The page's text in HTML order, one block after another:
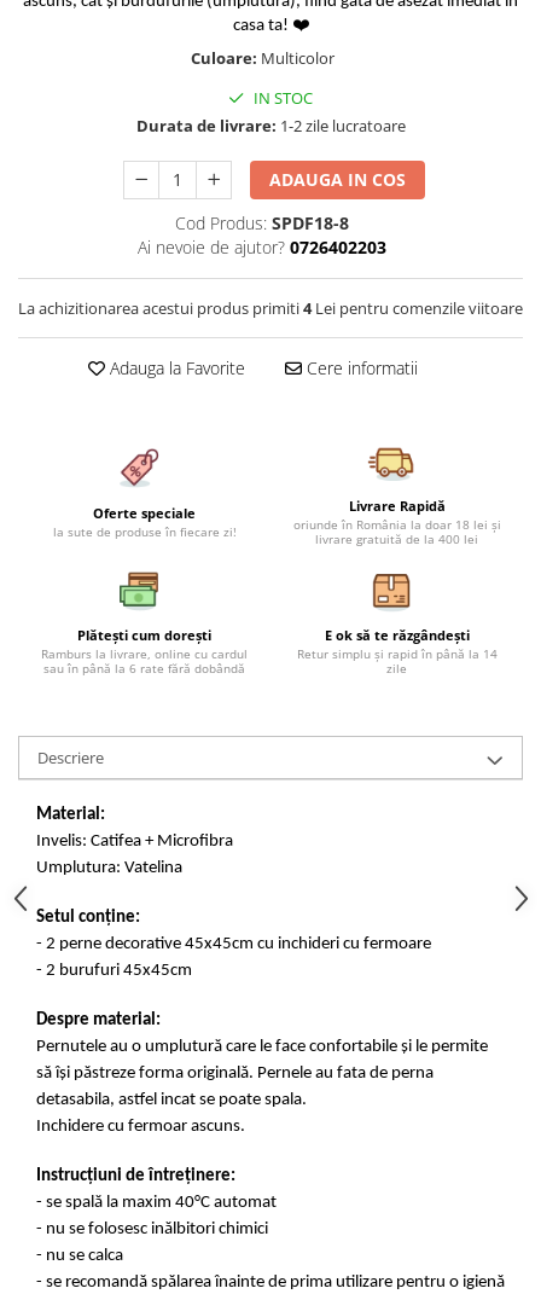
Cearceaf normal 6 piese
Cearceaf cu elastic
Lenjerii Pufoase Fluffy/ Rabbit
Bumbac Neted Nesatinat
Bumbac 100% Poplin Hobby
Lenjerii Satin Premium
Lenjerii Jacquard
Lenjerii Creponate
Lenjerii pentru PASTE
Set Lenjerie + Draperii Pat Dublu
Huse De Pat Tricotate 160x200cm
Huse De Pat Tricotate 180x200cm
Huse Impermeabile 160x200cm
casa ta! ❤️
Culoare: Multicolor
IN STOC
Durata de livrare: 1-2 zile lucratoare
ADAUGA IN COS
Cod Produs: SPDF18-8
Ai nevoie de ajutor? 0726402203
La achizitionarea acestui produs primiti4Lei pentru comenzile viitoare
Adauga la Favorite Cere informatii
Oferte speciale
la sute de produse în fiecare zi!
Livrare Rapidă
oriunde în România la doar 18 lei și
livrare gratuită de la 400 lei
Plătești cum dorești
Ramburs la livrare, online cu cardul
sau în până la 6 rate fără dobândă
E ok să te răzgândești
Retur simplu și rapid în până la 14
zile
Descriere
Material:
Invelis: Catifea + Microfibra
Umplutura: Vatelina
Setul conține:
- 2 perne decorative 45x45cm cu inchideri cu fermoare
- 2 burufuri 45x45cm
Despre material:
Pernutele au o umplutură care le face confortabile și le permite
să își păstreze forma originală. Pernele au fata de perna
detasabila, astfel incat se poate spala.
Inchidere cu fermoar ascuns.
Instrucțiuni de întreținere:
- se spală la maxim 40°C automat
- nu se folosesc inălbitori chimici
- nu se calca
- se recomandă spălareaînainte de prima utilizare pentru o igienă